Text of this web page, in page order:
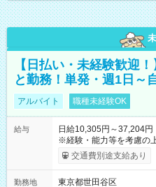
【日払い・未経験歓迎
と勤務！単発・週1日～
アルバイト 職種未経験OK
給与
日給10,305円～37,204円
※経験・能力等を考慮の上、
間】試用期間なし
交通費別途支給あり
勤務地
東京都世田谷区